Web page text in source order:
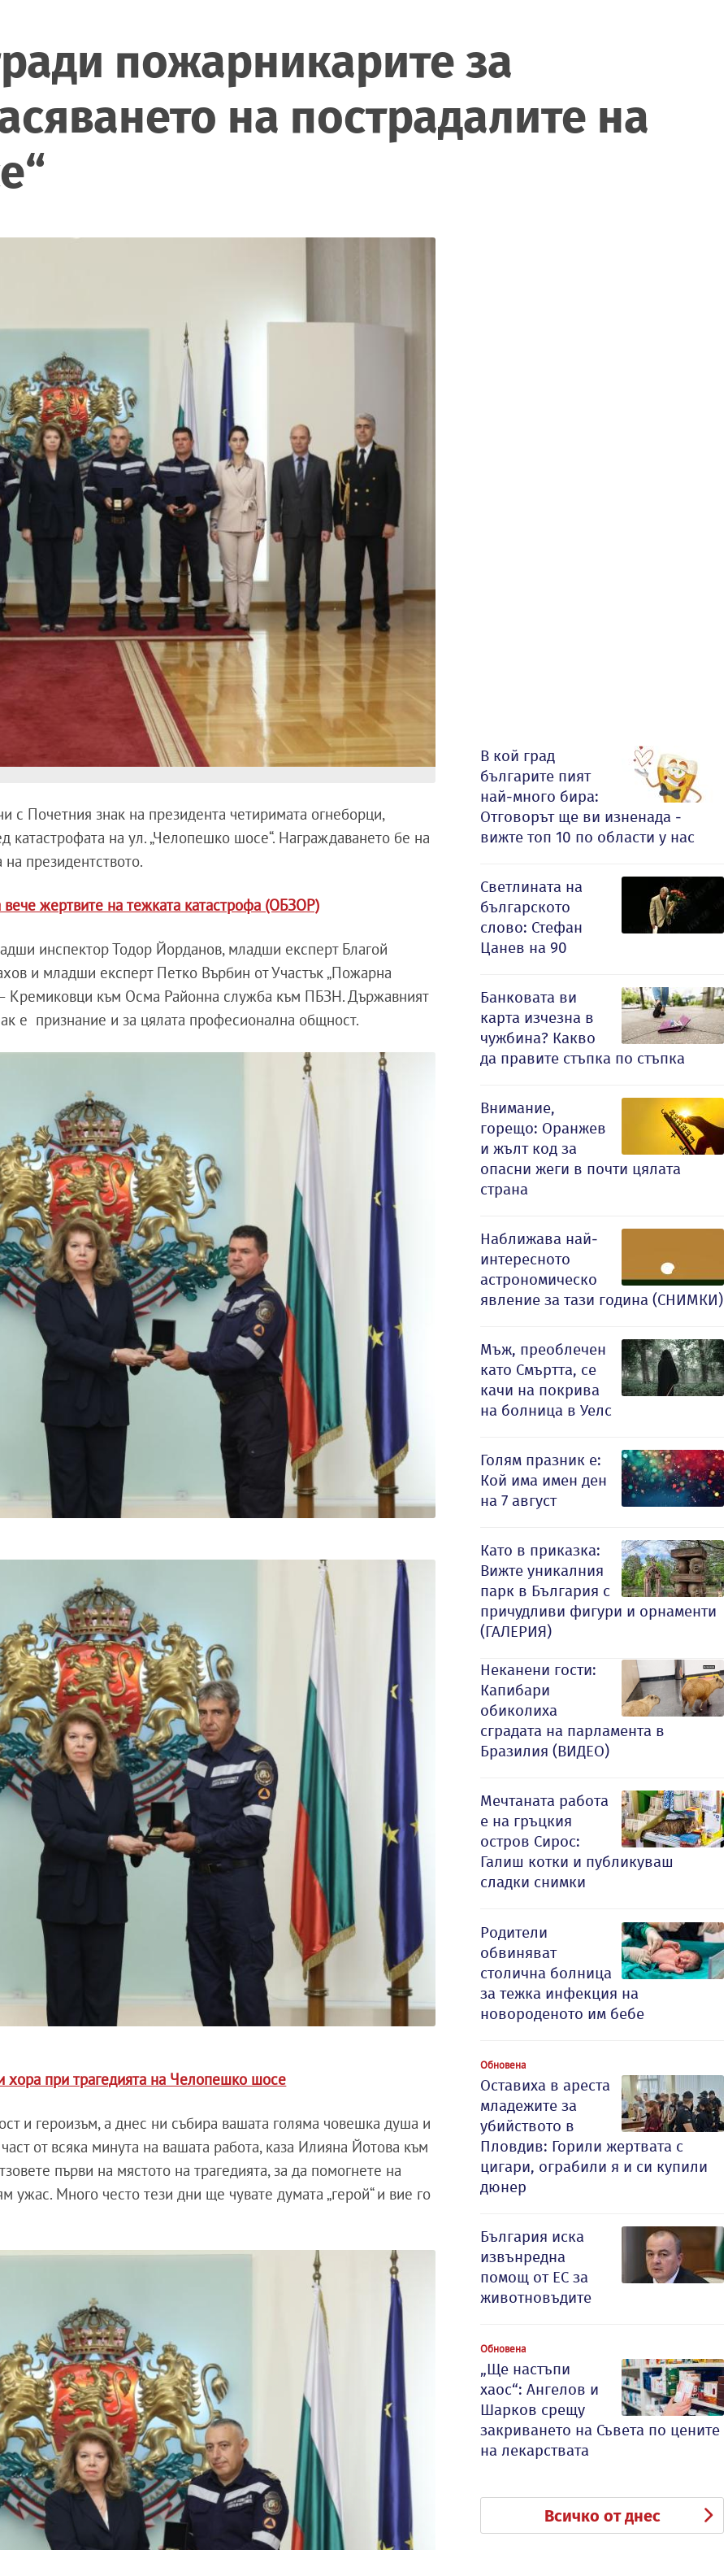
пожарникарите за
на пострадалите на
с Почетния знак на президента четиримата огнеборци,
катастрофата на ул. „Челопешко шосе“. Награждаването бе на
президентството.
жертвите на тежката катастрофа (ОБЗОР)
инспектор Тодор Йорданов, младши експерт Благой
и младши експерт Петко Върбин от Участък „Пожарна
– Кремиковци към Осма Районна служба към ПБЗН. Държавният
е признание и за цялата професионална общност.
хора при трагедията на Челопешко шосе
и героизъм, а днес ни събира вашата голяма човешка душа и
от всяка минута на вашата работа, каза Илияна Йотова към
първи на мястото на трагедията, за да помогнете на
ужас. Много често тези дни ще чувате думата „герой“ и вие го
В кой град
българите пият
най-много бира:
Отговорът ще ви изненада -
вижте топ 10 по области у нас
Светлината на
българското
слово: Стефан
Цанев на 90
Банковата ви
карта изчезна в
чужбина? Какво
да правите стъпка по стъпка
Внимание,
горещо: Оранжев
и жълт код за
опасни жеги в почти цялата
страна
Наближава най-
интересното
астрономическо
явление за тази година (СНИМКИ)
Мъж, преоблечен
като Смъртта, се
качи на покрива
на болница в Уелс
Голям празник е:
Кой има имен ден
на 7 август
Като в приказка:
Вижте уникалния
парк в България с
причудливи фигури и орнаменти
(ГАЛЕРИЯ)
Неканени гости:
Капибари
обиколиха
сградата на парламента в
Бразилия (ВИДЕО)
Мечтаната работа
е на гръцкия
остров Сирос:
Галиш котки и публикуваш
сладки снимки
Родители
обвиняват
столична болница
за тежка инфекция на
новороденото им бебе
Обновена
Оставиха в ареста
младежите за
убийството в
Пловдив: Горили жертвата с
цигари, ограбили я и си купили
дюнер
България иска
извънредна
помощ от ЕС за
животновъдите
Обновена
„Ще настъпи
хаос“: Ангелов и
Шарков срещу
закриването на Съвета по цените
на лекарствата
Всичко от днес